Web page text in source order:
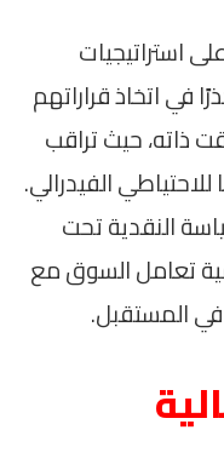
استراتيجيات
في اتخاذ قراراتهم
ذاته، حيث تراقب
الفيدرالي.
النقدية تحت
تعامل السوق مع
المستقبل.